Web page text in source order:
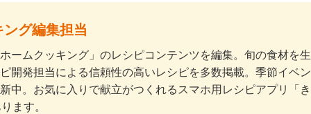
グ編集担当
ームクッキング」のレシピコンテンツを編集。旬の食材を
開発担当による信頼性の高いレシピを多数掲載。季節イベ
中。お気に入りで献立がつくれるスマホ用レシピアプリ「
ます。